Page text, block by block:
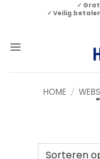
✓
✓ Veilig
HOME /